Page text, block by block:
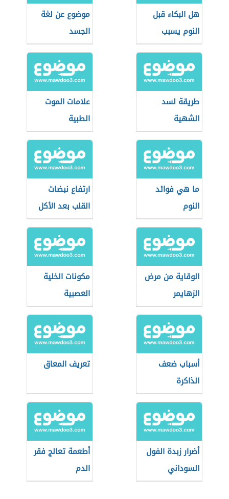
هل البكاء قبل
النوم يسبب
الوفاة
موضوع عن لغة
الجسد
طريقة لسد
الشهية
علامات الموت
الطبية
ما هي فوائد
النوم
ارتفاع نبضات
القلب بعد الأكل
الوقاية من مرض
الزهايمر
مكونات الخلية
العصبية
أسباب ضعف
الذاكرة
تعريف المعاق
أضرار زبدة الفول
السوداني
أطعمة تعالج فقر
الدم